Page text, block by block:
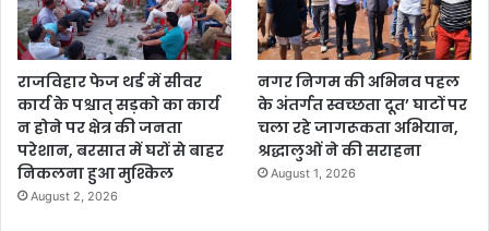
राजविहार फेज थर्ड में सीवर
कार्य के पश्चात् सड़को का कार्य
न होने पर क्षेत्र की जनता
परेशान, बरसात में घरों से बाहर
निकलना हुआ मुश्किल
August 2, 2026
नगर निगम की अभिनव पहल
के अंतर्गत स्वच्छता दूत’ घाटों पर
चला रहे जागरूकता अभियान,
श्रद्धालुओं ने की सराहना
August 1, 2026